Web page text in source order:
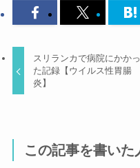
スリランカで病院にかかっ
た記録【ウイルス性胃腸
炎】
この記事を書いた